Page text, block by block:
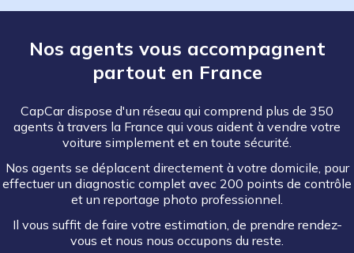
Nos agents vous accompagnent
partout en France
CapCar dispose d'un réseau qui comprend plus de 350
agents à travers la France qui vous aident à vendre votre
voiture simplement et en toute sécurité.
Nos agents se déplacent directement à votre domicile, pour
effectuer un diagnostic complet avec 200 points de contrôle
et un reportage photo professionnel.
Il vous suffit de faire votre estimation, de prendre rendez-
vous et nous nous occupons du reste.